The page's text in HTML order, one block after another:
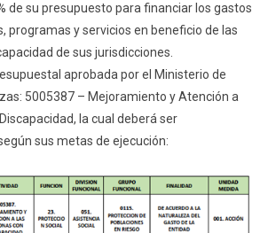
de su presupuesto para financiar los gastos
programas y servicios en beneficio de las
de sus jurisdicciones.
aprobada por el Ministerio de
5005387 – Mejoramiento y Atención a
la cual deberá ser
sus metas de ejecución: